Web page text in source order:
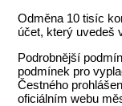
Odměna 10 tisíc
účet, který uvedeš
Podrobnější
podmínek pro
Čestného
oficiálním webu